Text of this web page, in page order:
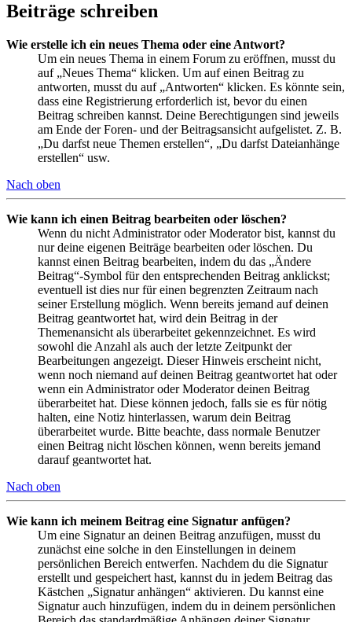
Beiträge schreiben
Wie erstelle ich ein neues Thema oder eine Antwort?
Um ein neues Thema in einem Forum zu eröffnen, musst du
auf „Neues Thema“ klicken. Um auf einen Beitrag zu
antworten, musst du auf „Antworten“ klicken. Es könnte sein,
dass eine Registrierung erforderlich ist, bevor du einen
Beitrag schreiben kannst. Deine Berechtigungen sind jeweils
am Ende der Foren- und der Beitragsansicht aufgelistet. Z. B.
„Du darfst neue Themen erstellen“, „Du darfst Dateianhänge
erstellen“ usw.
Nach oben
Wie kann ich einen Beitrag bearbeiten oder löschen?
Wenn du nicht Administrator oder Moderator bist, kannst du
nur deine eigenen Beiträge bearbeiten oder löschen. Du
kannst einen Beitrag bearbeiten, indem du das „Ändere
Beitrag“-Symbol für den entsprechenden Beitrag anklickst;
eventuell ist dies nur für einen begrenzten Zeitraum nach
seiner Erstellung möglich. Wenn bereits jemand auf deinen
Beitrag geantwortet hat, wird dein Beitrag in der
Themenansicht als überarbeitet gekennzeichnet. Es wird
sowohl die Anzahl als auch der letzte Zeitpunkt der
Bearbeitungen angezeigt. Dieser Hinweis erscheint nicht,
wenn noch niemand auf deinen Beitrag geantwortet hat oder
wenn ein Administrator oder Moderator deinen Beitrag
überarbeitet hat. Diese können jedoch, falls sie es für nötig
halten, eine Notiz hinterlassen, warum dein Beitrag
überarbeitet wurde. Bitte beachte, dass normale Benutzer
einen Beitrag nicht löschen können, wenn bereits jemand
darauf geantwortet hat.
Nach oben
Wie kann ich meinem Beitrag eine Signatur anfügen?
Um eine Signatur an deinen Beitrag anzufügen, musst du
zunächst eine solche in den Einstellungen in deinem
persönlichen Bereich entwerfen. Nachdem du die Signatur
erstellt und gespeichert hast, kannst du in jedem Beitrag das
Kästchen „Signatur anhängen“ aktivieren. Du kannst eine
Signatur auch hinzufügen, indem du in deinem persönlichen